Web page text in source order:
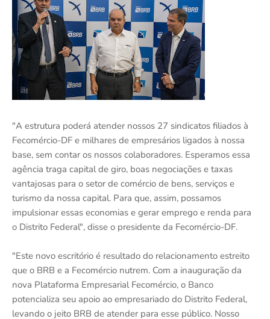
"A estrutura poderá atender nossos 27 sindicatos filiados à
Fecomércio-DF e milhares de empresários ligados à nossa
base, sem contar os nossos colaboradores. Esperamos essa
agência traga capital de giro, boas negociações e taxas
vantajosas para o setor de comércio de bens, serviços e
turismo da nossa capital. Para que, assim, possamos
impulsionar essas economias e gerar emprego e renda para
o Distrito Federal", disse o presidente da Fecomércio-DF.
"Este novo escritório é resultado do relacionamento estreito
que o BRB e a Fecomércio nutrem. Com a inauguração da
nova Plataforma Empresarial Fecomércio, o Banco
potencializa seu apoio ao empresariado do Distrito Federal,
levando o jeito BRB de atender para esse público. Nosso